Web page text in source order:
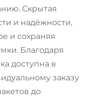
Скрытая
и надёжности,
и сохраняя
Благодаря
доступна в
заказу
до